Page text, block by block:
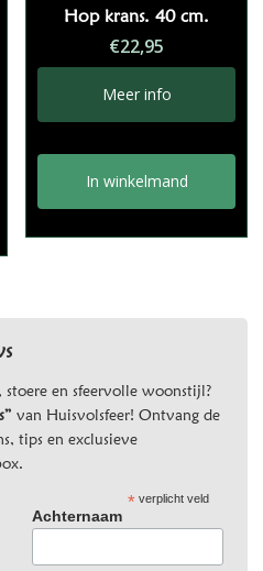
Hop krans. 40 cm.
€22,95
Meer info
In winkelmand
en sfeervolle woonstijl?
van Huisvolsfeer! Ontvang de
tips en exclusieve
*verplicht veld
Achternaam